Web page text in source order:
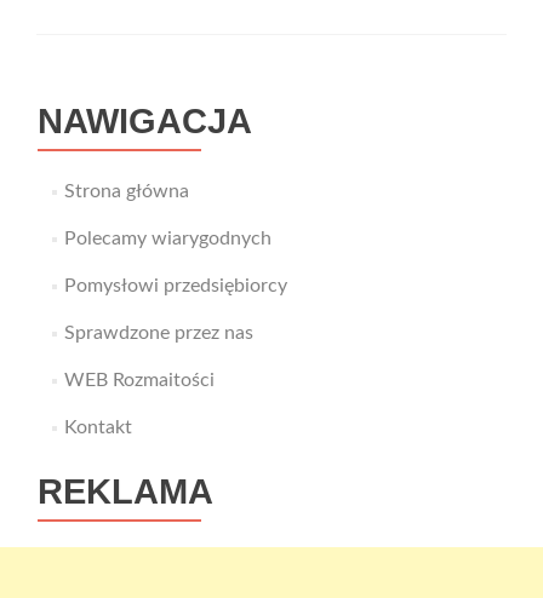
NAWIGACJA
Strona główna
Polecamy wiarygodnych
Pomysłowi przedsiębiorcy
Sprawdzone przez nas
WEB Rozmaitości
Kontakt
REKLAMA